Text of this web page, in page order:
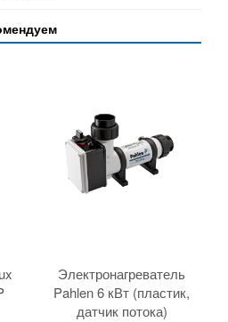
Электронагреватель
Pahlen 6 кВт (пластик,
датчик потока)